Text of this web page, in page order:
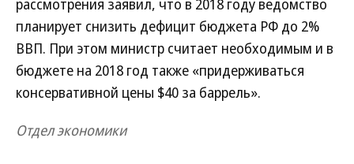
рассмотрения заявил, что в 2018 году ведомство
планирует снизить дефицит бюджета РФ до 2%
ВВП. При этом министр считает необходимым и в
бюджете на 2018 год также «придерживаться
консервативной цены $40 за баррель».
Отдел экономики